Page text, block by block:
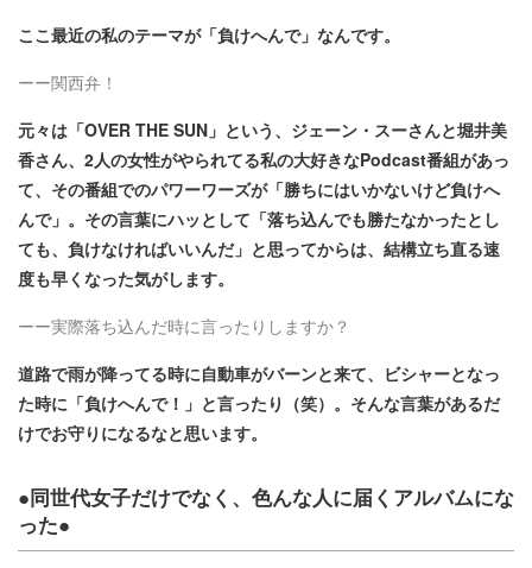
ここ最近の私のテーマが「負けへんで」なんです。
ーー関西弁！
元々は「OVER THE SUN」という、ジェーン・スーさんと堀井美
香さん、2人の女性がやられてる私の大好きなPodcast番組があっ
て、その番組でのパワーワーズが「勝ちにはいかないけど負けへ
んで」。その言葉にハッとして「落ち込んでも勝たなかったとし
ても、負けなければいいんだ」と思ってからは、結構立ち直る速
度も早くなった気がします。
ーー実際落ち込んだ時に言ったりしますか？
道路で雨が降ってる時に自動車がバーンと来て、ビシャーとなっ
た時に「負けへんで！」と言ったり（笑）。そんな言葉があるだ
けでお守りになるなと思います。
●同世代女子だけでなく、色んな人に届くアルバムにな
った●